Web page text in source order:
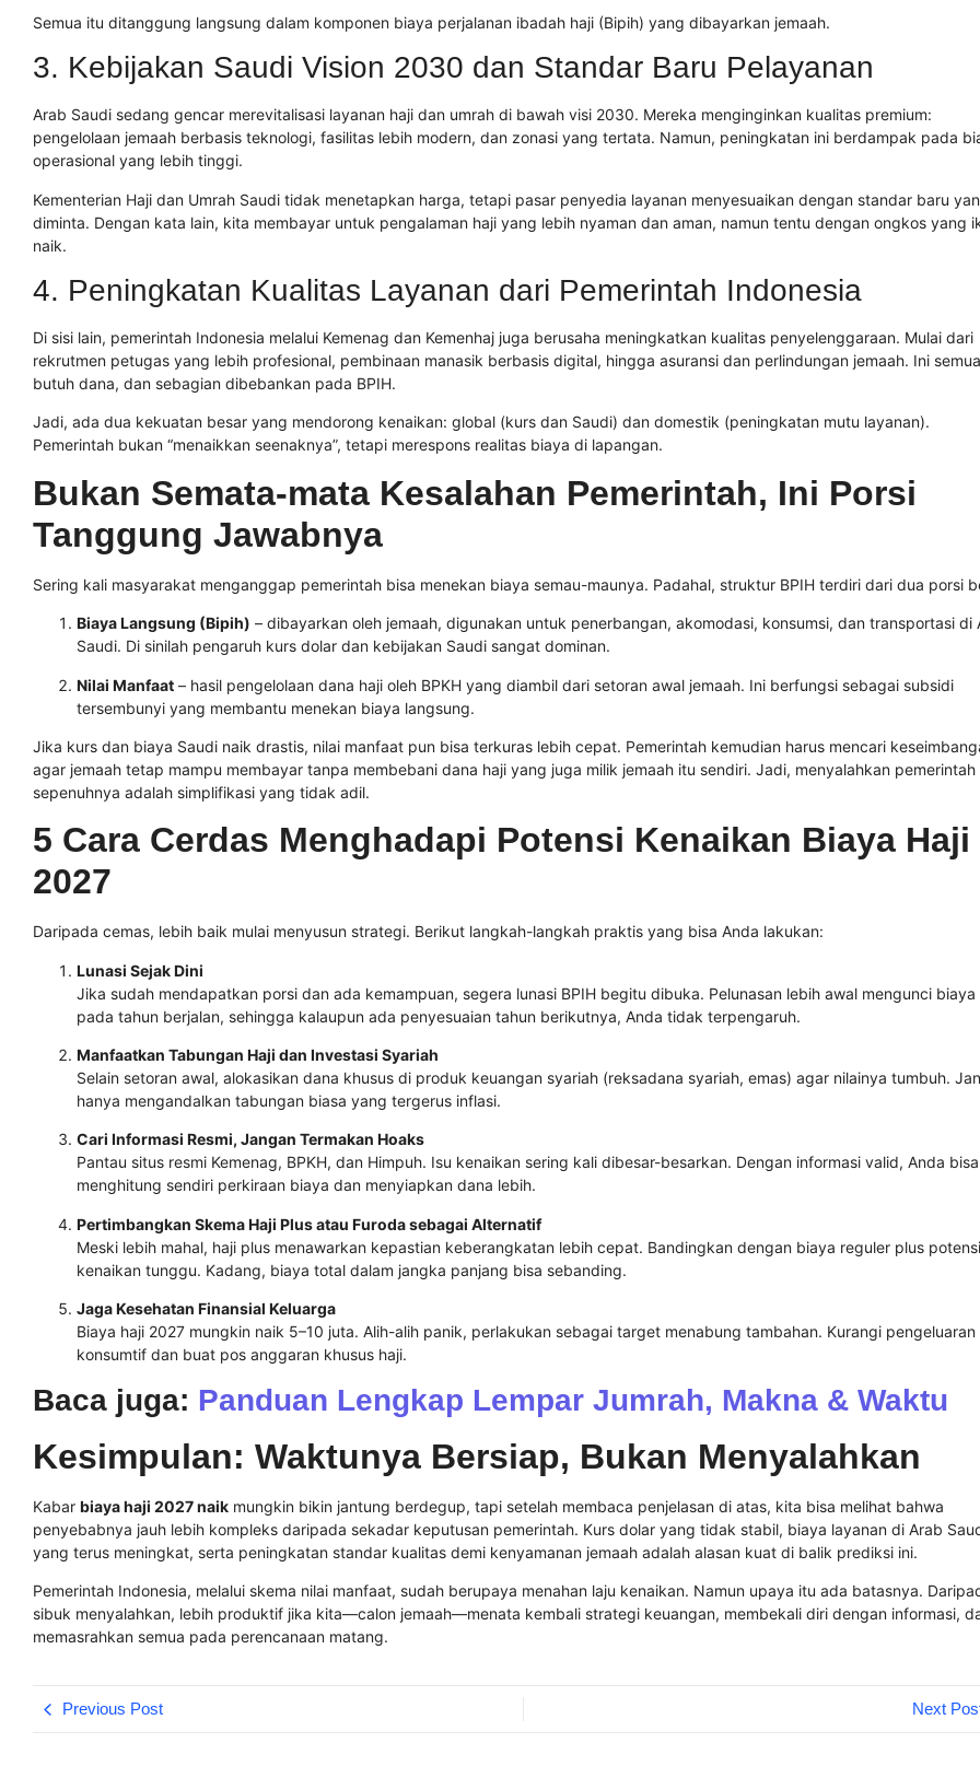
Semua itu ditanggung langsung dalam komponen biaya perjalanan ibadah haji (Bipih) yang dibayarkan jemaah.
3. Kebijakan Saudi Vision 2030 dan Standar Baru Pelayanan
Arab Saudi sedang gencar merevitalisasi layanan haji dan umrah di bawah visi 2030. Mereka menginginkan kualitas premium:
pengelolaan jemaah berbasis teknologi, fasilitas lebih modern, dan zonasi yang tertata. Namun, peningkatan ini berdampak pada
operasional yang lebih tinggi.
Kementerian Haji dan Umrah Saudi tidak menetapkan harga, tetapi pasar penyedia layanan menyesuaikan dengan standar baru
diminta. Dengan kata lain, kita membayar untuk pengalaman haji yang lebih nyaman dan aman, namun tentu dengan ongkos yang
naik.
4. Peningkatan Kualitas Layanan dari Pemerintah Indonesia
Di sisi lain, pemerintah Indonesia melalui Kemenag dan Kemenhaj juga berusaha meningkatkan kualitas penyelenggaraan. Mulai dari
rekrutmen petugas yang lebih profesional, pembinaan manasik berbasis digital, hingga asuransi dan perlindungan jemaah. Ini semua
butuh dana, dan sebagian dibebankan pada BPIH.
Jadi, ada dua kekuatan besar yang mendorong kenaikan: global (kurs dan Saudi) dan domestik (peningkatan mutu layanan).
Pemerintah bukan “menaikkan seenaknya”, tetapi merespons realitas biaya di lapangan.
Bukan Semata-mata Kesalahan Pemerintah, Ini Porsi
Tanggung Jawabnya
Sering kali masyarakat menganggap pemerintah bisa menekan biaya semau-maunya. Padahal, struktur BPIH terdiri dari dua porsi
Biaya Langsung (Bipih) – dibayarkan oleh jemaah, digunakan untuk penerbangan, akomodasi, konsumsi, dan transportasi di
Saudi. Di sinilah pengaruh kurs dolar dan kebijakan Saudi sangat dominan.
Nilai Manfaat – hasil pengelolaan dana haji oleh BPKH yang diambil dari setoran awal jemaah. Ini berfungsi sebagai subsidi
tersembunyi yang membantu menekan biaya langsung.
Jika kurs dan biaya Saudi naik drastis, nilai manfaat pun bisa terkuras lebih cepat. Pemerintah kemudian harus mencari
agar jemaah tetap mampu membayar tanpa membebani dana haji yang juga milik jemaah itu sendiri. Jadi, menyalahkan pemerintah
sepenuhnya adalah simplifikasi yang tidak adil.
5 Cara Cerdas Menghadapi Potensi Kenaikan Biaya Haji
2027
Daripada cemas, lebih baik mulai menyusun strategi. Berikut langkah-langkah praktis yang bisa Anda lakukan:
Lunasi Sejak Dini
Jika sudah mendapatkan porsi dan ada kemampuan, segera lunasi BPIH begitu dibuka. Pelunasan lebih awal mengunci biaya
pada tahun berjalan, sehingga kalaupun ada penyesuaian tahun berikutnya, Anda tidak terpengaruh.
Manfaatkan Tabungan Haji dan Investasi Syariah
Selain setoran awal, alokasikan dana khusus di produk keuangan syariah (reksadana syariah, emas) agar nilainya tumbuh.
hanya mengandalkan tabungan biasa yang tergerus inflasi.
Cari Informasi Resmi, Jangan Termakan Hoaks
Pantau situs resmi Kemenag, BPKH, dan Himpuh. Isu kenaikan sering kali dibesar-besarkan. Dengan informasi valid, Anda bisa
menghitung sendiri perkiraan biaya dan menyiapkan dana lebih.
Pertimbangkan Skema Haji Plus atau Furoda sebagai Alternatif
Meski lebih mahal, haji plus menawarkan kepastian keberangkatan lebih cepat. Bandingkan dengan biaya reguler plus potensi
kenaikan tunggu. Kadang, biaya total dalam jangka panjang bisa sebanding.
Jaga Kesehatan Finansial Keluarga
Biaya haji 2027 mungkin naik 5–10 juta. Alih-alih panik, perlakukan sebagai target menabung tambahan. Kurangi pengeluaran
konsumtif dan buat pos anggaran khusus haji.
Baca juga: Panduan Lengkap Lempar Jumrah, Makna & Waktu
Kesimpulan: Waktunya Bersiap, Bukan Menyalahkan
Kabar biaya haji 2027 naik mungkin bikin jantung berdegup, tapi setelah membaca penjelasan di atas, kita bisa melihat bahwa
penyebabnya jauh lebih kompleks daripada sekadar keputusan pemerintah. Kurs dolar yang tidak stabil, biaya layanan di Arab
yang terus meningkat, serta peningkatan standar kualitas demi kenyamanan jemaah adalah alasan kuat di balik prediksi ini.
Pemerintah Indonesia, melalui skema nilai manfaat, sudah berupaya menahan laju kenaikan. Namun upaya itu ada batasnya.
sibuk menyalahkan, lebih produktif jika kita—calon jemaah—menata kembali strategi keuangan, membekali diri dengan informasi,
memasrahkan semua pada perencanaan matang.
Previous Post Next